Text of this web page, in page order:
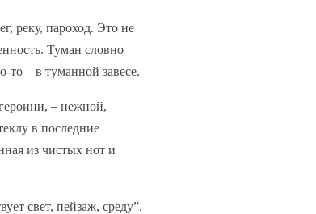
реку, пароход. Это не
Туман словно
то – в туманной завесе.
– нежной,
в последние
из чистых нот и
свет, пейзаж, среду”.